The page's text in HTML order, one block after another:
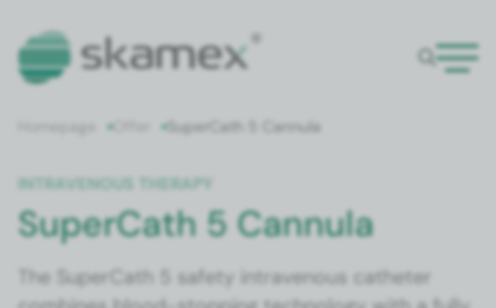
Offer Super­Cath 5 Can­nu­la
INTRA­VENOUS THER­A­PY
SuperCath 5 Cannula
The Super­Cath 5 safe­ty intra­venous catheter